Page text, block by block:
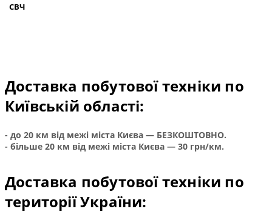
СВЧ
Доставка побутової техніки по
Київській області:
- до 20 км від межі міста Києва — БЕЗКОШТОВНО.
- більше 20 км від межі міста Києва — 30 грн/км.
Доставка побутової техніки по
території України: